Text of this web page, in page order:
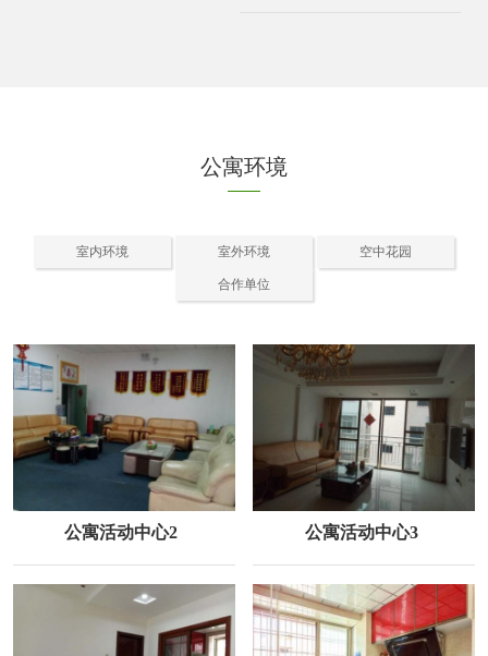
公寓环境
室内环境 室外环境 空中花园
合作单位
公寓活动中心2 公寓活动中心3